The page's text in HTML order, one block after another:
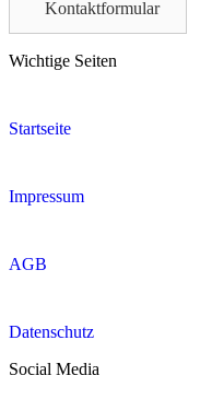
empty.Kontaktformular
Wichtige Seiten
Startseite
Impressum
AGB
Datenschutz
Social Media